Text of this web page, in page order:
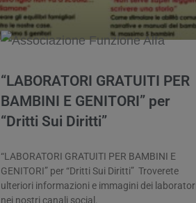
“LABORATORI GRATUITI PER
BAMBINI E GENITORI” per
“Dritti Sui Diritti”
“LABORATORI GRATUITI PER BAMBINI E
GENITORI” per “Dritti Sui Diritti” ​ Troverete
ulteriori informazioni e immagini dei laboratori
nei nostri canali social.